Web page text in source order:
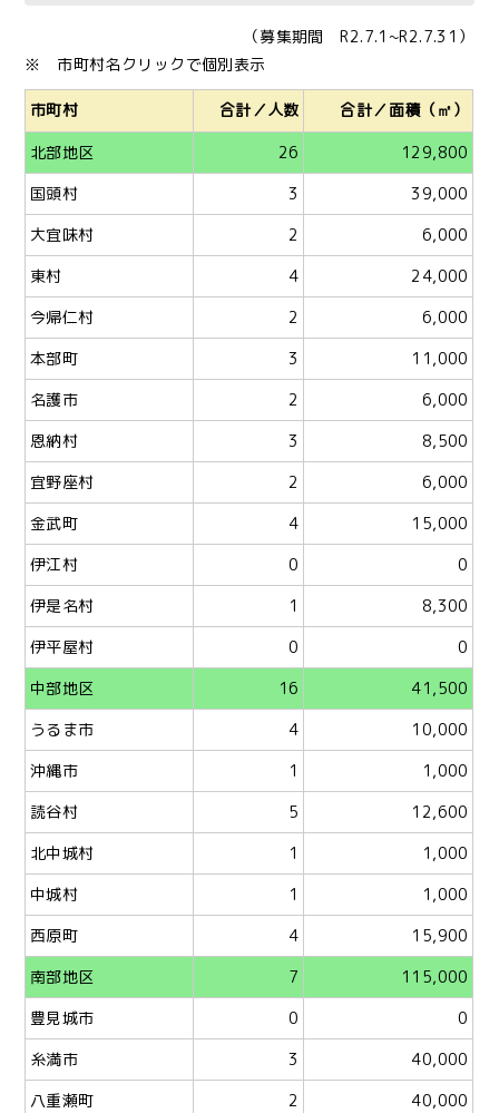
（募集期間 R2.7.1~R2.7.31）
※ 市町村名クリックで個別表示
市町村 合計／人数
合計／面積（㎡）
北部地区
26
129,800
国頭村
3
39,000
大宜味村
2
6,000
東村
4
24,000
今帰仁村
2
6,000
本部町
3
11,000
名護市
2
6,000
恩納村
3
8,500
宜野座村
2
6,000
金武町
4
15,000
伊江村
0
0
伊是名村
1
8,300
伊平屋村
0
0
中部地区
16
41,500
うるま市
4
10,000
沖縄市
1
1,000
読谷村
5
12,600
北中城村
1
1,000
中城村
1
1,000
西原町
4
15,900
南部地区
7
115,000
豊見城市
0
0
糸満市
3
40,000
八重瀬町
2
40,000